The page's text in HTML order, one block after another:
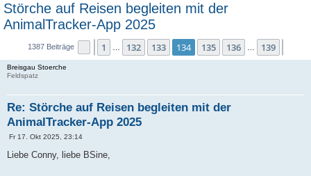
Störche auf Reisen begleiten mit der
AnimalTracker-App 2025
1387 Beiträge Seite 134 von 139
Vorherige
1 132 133 134 135 136 139
Breisgau Stoerche
Feldspatz
Re: Störche auf Reisen begleiten mit der
AnimalTracker-App 2025
BFr 17. Okt 2025, 23:14
Liebe Conny, liebe BSine,